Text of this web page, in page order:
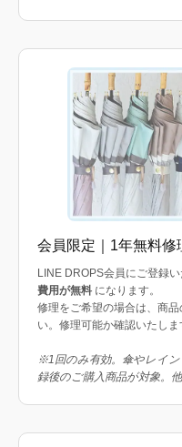
会員限定｜1年無料修
LINE DROPS会員にご登録い
費用が無料 になります。
修理をご希望の場合は、商
い。修理可能か確認いたしま
※1回のみ有効。傘やレイ
録後のご購入商品が対象。